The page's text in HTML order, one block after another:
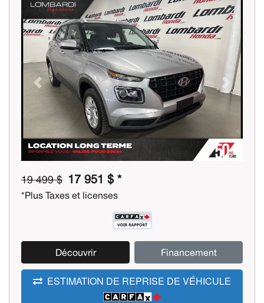
Previous Next
19 499 $ 17 951 $ *
*Plus Taxes et licenses
Découvrir Financement
ESTIMATION DE REPRISE DE VÉHICULE